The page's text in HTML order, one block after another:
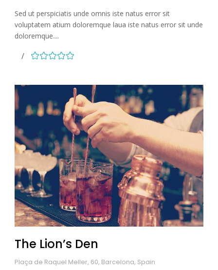
Sed ut perspiciatis unde omnis iste natus error sit
voluptatem atium doloremque laua iste natus error sit unde
doloremque....
The Lion’s Den
Plaça de Raquel Meller, 60, Barcelona, Spain